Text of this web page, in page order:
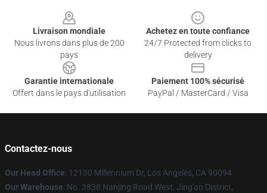
Livraison mondiale
Nous livrons dans plus de 200
pays
Achetez en toute confiance
24/7 Protected from clicks to
delivery
Garantie internationale
Offert dans le pays d'utilisation
Paiement 100% sécurisé
PayPal / MasterCard / Visa
Contactez-nous
Our Head Office: 12130 Millennium Dr, Los Angeles, CA 90094
Our Warehouse: No. 3838 Nanjing Road West, Jing'an District,